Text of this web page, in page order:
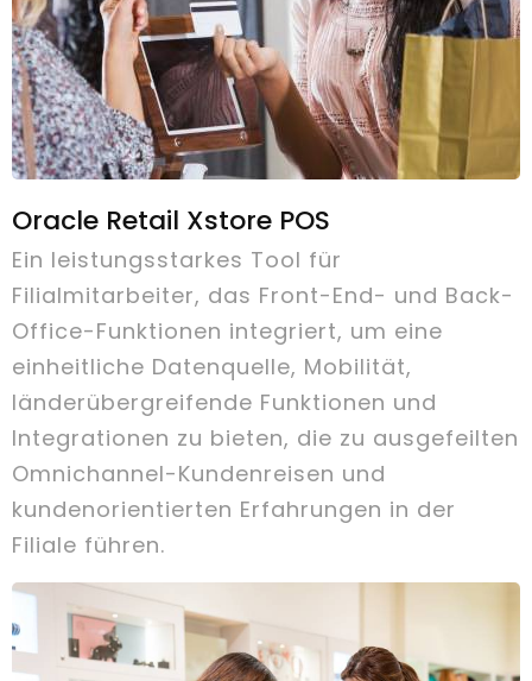
Oracle Retail Xstore POS
Ein leistungsstarkes Tool für
Filialmitarbeiter, das Front-End- und Back-
Office-Funktionen integriert, um eine
einheitliche Datenquelle, Mobilität,
länderübergreifende Funktionen und
Integrationen zu bieten, die zu ausgefeilten
Omnichannel-Kundenreisen und
kundenorientierten Erfahrungen in der
Filiale führen.